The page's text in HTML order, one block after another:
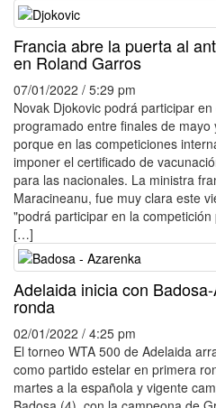
Francia abre la puerta al
en Roland Garros
07/01/2022 / 5:29 pm
Novak Djokovic podrá participar
programado entre finales de
porque en las competiciones
imponer el certificado de
para las nacionales. La ministra
Maracineanu, fue muy clara este
"podrá participar en la
[…]
Adelaida inicia con
ronda
02/01/2022 / 4:25 pm
El torneo WTA 500 de Adelaida
como partido estelar en primera
martes a la española y vigente